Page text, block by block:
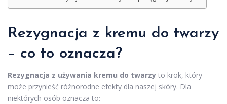
Rezygnacja z kremu do twarzy
– co to oznacza?
Rezygnacja z używania kremu do twarzy to krok, który
może przynieść różnorodne efekty dla naszej skóry. Dla
niektórych osób oznacza to: